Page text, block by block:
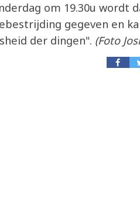
om 19.30u wordt
gegeven en
der dingen". (Foto